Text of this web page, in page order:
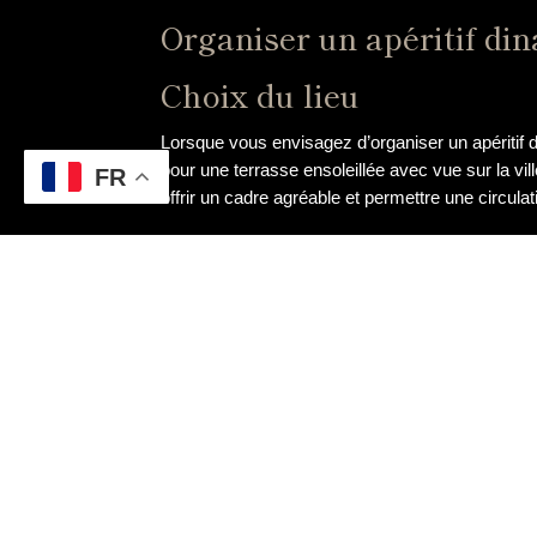
Organiser un apéritif
Choix du lieu
Lorsque vous envisagez d’organiser un
pour une terrasse ensoleillée avec vue sur la
offrir un cadre agréable et permettre une
FR